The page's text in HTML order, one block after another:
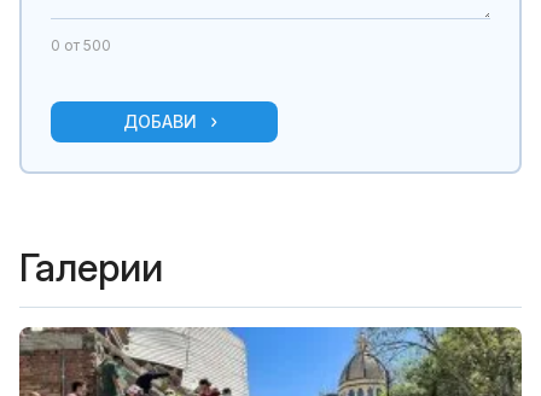
0 от 500
ДОБАВИ
Галерии